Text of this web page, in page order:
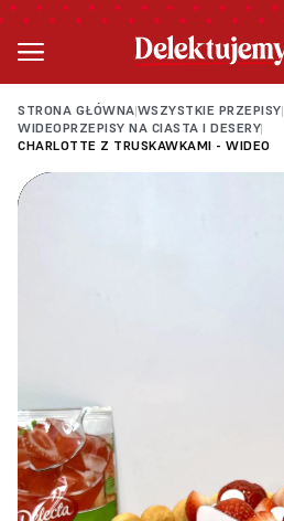
STRONA GŁÓWNA|WSZYSTKIE PRZEPISY|
WIDEOPRZEPISY NA CIASTA I DESERY|
CHARLOTTE Z TRUSKAWKAMI - WIDEO
Loading